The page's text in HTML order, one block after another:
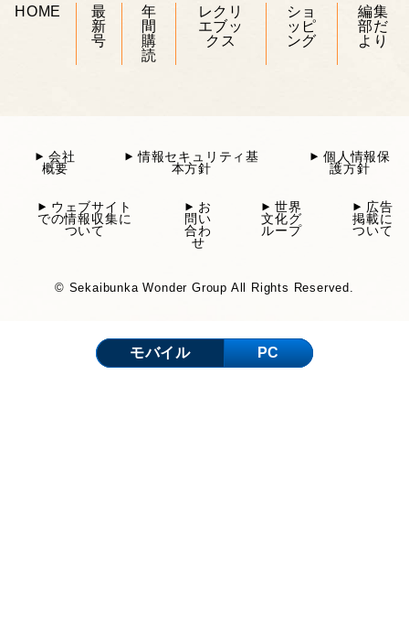
HOME
最
新
号
年
間
購
読
レクリ
エブッ
クス
ショ
ッピ
ング
編集
部だ
より
会社
概要
情報セキュリティ基
本方針
個人情報保
護方針
ウェブサイト
での情報収集に
ついて
お
問い
合わ
せ
世界
文化グ
ループ
広告
掲載に
ついて
© Sekaibunka Wonder Group All Rights Reserved.
モバイル PC